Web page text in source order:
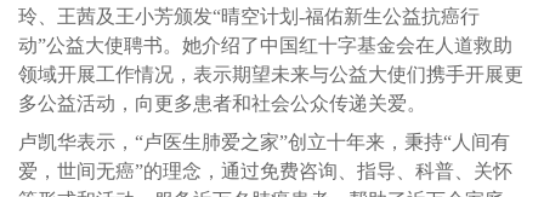
玲、王茜及王小芳颁发“晴空计划-福佑新生公益抗癌行
动”公益大使聘书。她介绍了中国红十字基金会在人道救助
领域开展工作情况，表示期望未来与公益大使们携手开展更
多公益活动，向更多患者和社会公众传递关爱。
卢凯华表示，“卢医生肺爱之家”创立十年来，秉持“人间有
爱，世间无癌”的理念，通过免费咨询、指导、科普、关怀